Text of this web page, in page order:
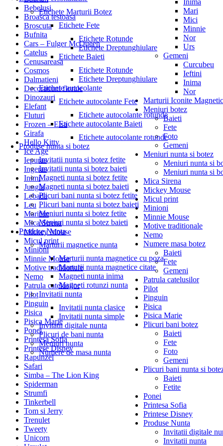
Mari
Mici
Minnie
Nor
Urs
Gemeni
Curcubeu
Ieftini
Inima
Nor
Marturii Iconite
Meniuri botez
Baieti
Fete
Foto
Gemeni
Meniuri nunta si botez
Meniuri nunta si
Meniuri nunta si
Mica Sirena
Mickey Mouse
Micul print
Minioni
Minnie Mouse
Motive traditionale
Nemo
Numere masa botez
Baieti
Fete
Gemeni
Patrula catelusilor
Pilot
Pinguin
Pisica
Pisica Marie
Plicuri bani botez
Baieti
Fete
Foto
Gemeni
Plicuri bani nunta si
Baieti
Fetite
Ponei
Printesa Sofia
Printese Disney
Produse Nunta
Invitatii digitale
Invitatii nunta
Etichete Marturii Botez
Etichete Fete
Etichete Rotunde
Etichete Dreptunghiulare
Etichete Baieti
Etichete Rotunde
Etichete Dreptunghiulare
Etichete autocolante
Etichete autocolante Fete
Etichete autocolante rotunde
Etichete autocolante Baieti
Etichete autocolante rotunde
Produse nunta si botez
Invitatii nunta si botez fetite
Invitatii nunta si botez baieti
Magneti nunta si botez fetite
Magneti nunta si botez baieti
Plicuri bani nunta si botez fetite
Plicuri bani nunta si botez baieti
Meniuri nunta si botez fetite
Meniuri nunta si botez baieti
Produse Nunta
Marturii magnetice nunta
Marturii nunta magnetice cu poza
Marturii nunta magnetice citate
Magneti nunta inima
Magneti rotunzi nunta
Invitatii nunta
Invitatii nunta clasice
Invitatii nunta simple
Invitatii digitale nunta
Plicuri de bani nunta
Meniuri nunta
Numere de masa nunta
Bebelusi
Broasca testoasa
Broscuta
Bufnita
Cars – Fulger McQueen
Catelus
Cenusareasa
Cosmos
Dalmatieni
Decoratiuni florale
Dinozauri
Elefant
Fluturi
Frozen – Elsa
Girafa
Hello Kitty
Ice Age
Iepuras
Ingeras
Inimi
Jungla
Lebada
Leu
Maritim
Mica Sirena
Mickey Mouse
Micul print
Minioni
Minnie Mouse
Motive traditionale
Nemo
Patrula catelusilor
Pilot
Pinguin
Pisica
Pisica Marie
Ponei
Printesa Sofia
Printese Disney
Rapunzel
Safari
Simba – The Lion King
Spiderman
Strumfi
Tinkerbell
Tom si Jerry
Trenulet
Tweety
Unicorn